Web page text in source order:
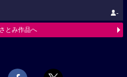
-
とみ作品へ